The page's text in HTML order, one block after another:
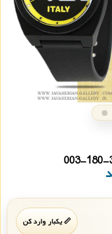
📏 یکبار وارد کن